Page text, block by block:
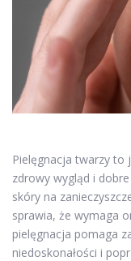
Pielęgnacja twarzy to
zdrowy wygląd i
skóry na
sprawia, że wymaga
pielęgnacja pomaga
niedoskonałości i